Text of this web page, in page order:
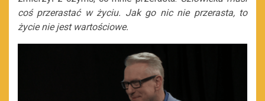
coś przerastać w życiu. Jak go nic nie przerasta, to
życie nie jest wartościowe.